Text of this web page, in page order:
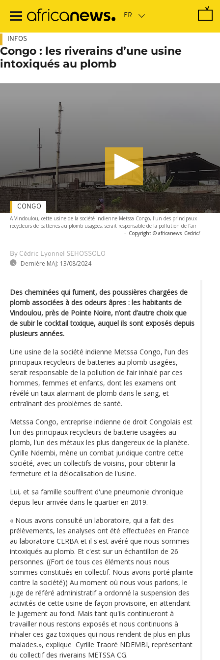
contenu
INFOS
Congo : les riverains d’une usine
intoxiqués au plomb
A Vindoulou, cette usine de la société indienne Metssa Congo, l'un des principaux
recycleurs de batteries au plomb usagées, serait responsable de la pollution de l’air
- Copyright © africanews Cedric/
By Cédric Lyonnel SEHOSSOLO
Dernière MAJ: 13/08/2024
CONGO
Des cheminées qui fument, des poussières chargées de
plomb associées à des odeurs âpres : les habitants de
Vindoulou, près de Pointe Noire, n’ont d’autre choix que
de subir le cocktail toxique, auquel ils sont exposés depuis
plusieurs années.
Une usine de la société indienne Metssa Congo, l'un des
principaux recycleurs de batteries au plomb usagées,
serait responsable de la pollution de l’air inhalé par ces
hommes, femmes et enfants, dont les examens ont
révélé un taux alarmant de plomb dans le sang, et
entraînant des problèmes de santé.
Metssa Congo, entreprise indienne de droit Congolais est
l'un des principaux recycleurs de batterie usagées au
plomb, l'un des métaux les plus dangereux de la planète.
Cyrille Ndembi, mène un combat juridique contre cette
société, avec un collectifs de voisins, pour obtenir la
fermeture et la délocalisation de l'usine.
Lui, et sa famille souffrent d'une pneumonie chronique
depuis leur arrivée dans le quartier en 2019.
« Nous avons consulté un laboratoire, qui a fait des
prélèvements, les analyses ont été effectuées en France
au laboratoire CERBA et il s'est avéré que nous sommes
intoxiqués au plomb. Et c'est sur un échantillon de 26
personnes. ((Fort de tous ces éléments nous nous
sommes constitués en collectif. Nous avons porté plainte
contre la société)) Au moment où nous vous parlons, le
juge de référé administratif a ordonné la suspension des
activités de cette usine de façon provisoire, en attendant
le jugement au fond. Mais tant qu'ils continueront à
travailler nous restons exposés et nous continuons à
inhaler ces gaz toxiques qui nous rendent de plus en plus
malades.», explique Cyrille Traoré NDEMBI, représentant
du collectif des riverains METSSA CG.